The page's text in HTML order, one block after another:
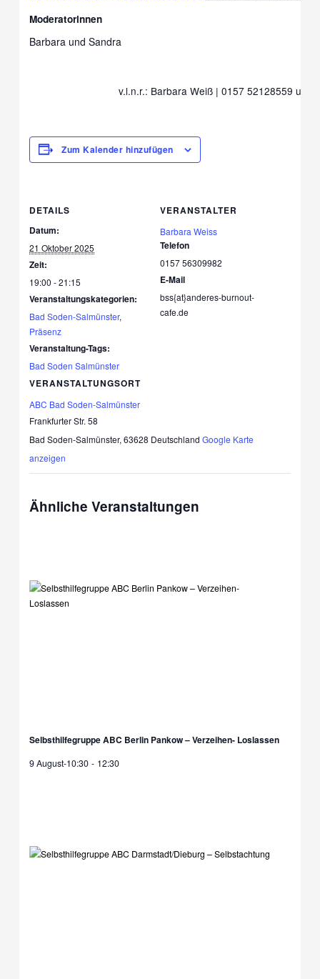
Moderatorinnen
Barbara und Sandra
v.l.n.r.: Barbara Weiß | 0157 52128559
Zum Kalender hinzufügen
DETAILS
Datum:
21 Oktober 2025
Zeit:
19:00 - 21:15
Veranstaltungskategorien:
Bad Soden-Salmünster,
Präsenz
Veranstaltung-Tags:
Bad Soden Salmünster
VERANSTALTUNGSORT
ABC Bad Soden-Salmünster
Frankfurter Str. 58
Bad Soden-Salmünster, 63628 Deutschland Google Karte
anzeigen
VERANSTALTER
Barbara Weiss
Telefon
0157 56309982
E-Mail
bss{at}anderes-burnout-
cafe.de
Ähnliche Veranstaltungen
Selbsthilfegruppe ABC Berlin Pankow – Verzeihen- Loslassen
9 August-10:30 - 12:30